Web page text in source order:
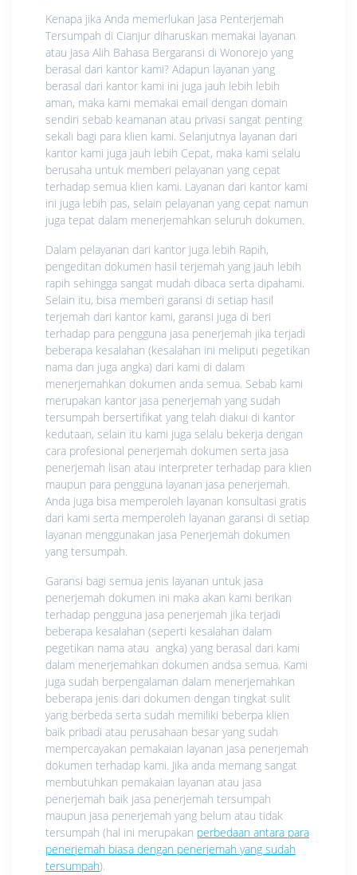
Kenapa jika Anda memerlukan Jasa Penterjemah
Tersumpah di Cianjur diharuskan memakai layanan
atau Jasa Alih Bahasa Bergaransi di Wonorejo yang
berasal dari kantor kami? Adapun layanan yang
berasal dari kantor kami ini juga jauh lebih lebih
aman, maka kami memakai email dengan domain
sendiri sebab keamanan atau privasi sangat penting
sekali bagi para klien kami. Selanjutnya layanan dari
kantor kami juga jauh lebih Cepat, maka kami selalu
berusaha untuk memberi pelayanan yang cepat
terhadap semua klien kami. Layanan dari kantor kami
ini juga lebih pas, selain pelayanan yang cepat namun
juga tepat dalam menerjemahkan seluruh dokumen.
Dalam pelayanan dari kantor juga lebih Rapih,
pengeditan dokumen hasil terjemah yang jauh lebih
rapih sehingga sangat mudah dibaca serta dipahami.
Selain itu, bisa memberi garansi di setiap hasil
terjemah dari kantor kami, garansi juga di beri
terhadap para pengguna jasa penerjemah jika terjadi
beberapa kesalahan (kesalahan ini meliputi pegetikan
nama dan juga angka) dari kami di dalam
menerjemahkan dokumen anda semua. Sebab kami
merupakan kantor jasa penerjemah yang sudah
tersumpah bersertifikat yang telah diakui di kantor
kedutaan, selain itu kami juga selalu bekerja dengan
cara profesional penerjemah dokumen serta jasa
penerjemah lisan atau interpreter terhadap para klien
maupun para pengguna layanan jasa penerjemah.
Anda juga bisa memperoleh layanan konsultasi gratis
dari kami serta memperoleh layanan garansi di setiap
layanan menggunakan jasa Penerjemah dokumen
yang tersumpah.
Garansi bagi semua jenis layanan untuk jasa
penerjemah dokumen ini maka akan kami berikan
terhadap pengguna jasa penerjemah jika terjadi
beberapa kesalahan (seperti kesalahan dalam
pegetikan nama atau angka) yang berasal dari kami
dalam menerjemahkan dokumen andsa semua. Kami
juga sudah berpengalaman dalam menerjemahkan
beberapa jenis dari dokumen dengan tingkat sulit
yang berbeda serta sudah memiliki beberpa klien
baik pribadi atau perusahaan besar yang sudah
mempercayakan pemakaian layanan jasa penerjemah
dokumen terhadap kami. Jika anda memang sangat
membutuhkan pemakaian layanan atau jasa
penerjemah baik jasa penerjemah tersumpah
maupun jasa penerjemah yang belum atau tidak
tersumpah (hal ini merupakan perbedaan antara para
penerjemah biasa dengan penerjemah yang sudah
tersumpah).